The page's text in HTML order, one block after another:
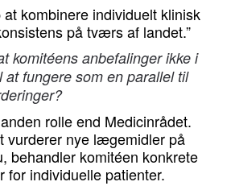
kombinere individuelt klinisk
på tværs af landet.”
komitéens anbefalinger ikke i
at fungere som en parallel til
rolle end Medicinrådet.
vurderer nye lægemidler på
behandler komitéen konkrete
for individuelle patienter.